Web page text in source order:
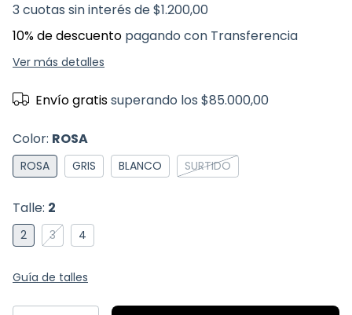
3 cuotas sin interés de$1.200,00
10% de descuento pagando con Transferencia
Ver más detalles
Envío gratissuperando los$85.000,00
Color: ROSA
ROSA GRIS BLANCO SURTIDO
Talle: 2
2 3 4
Guía de talles